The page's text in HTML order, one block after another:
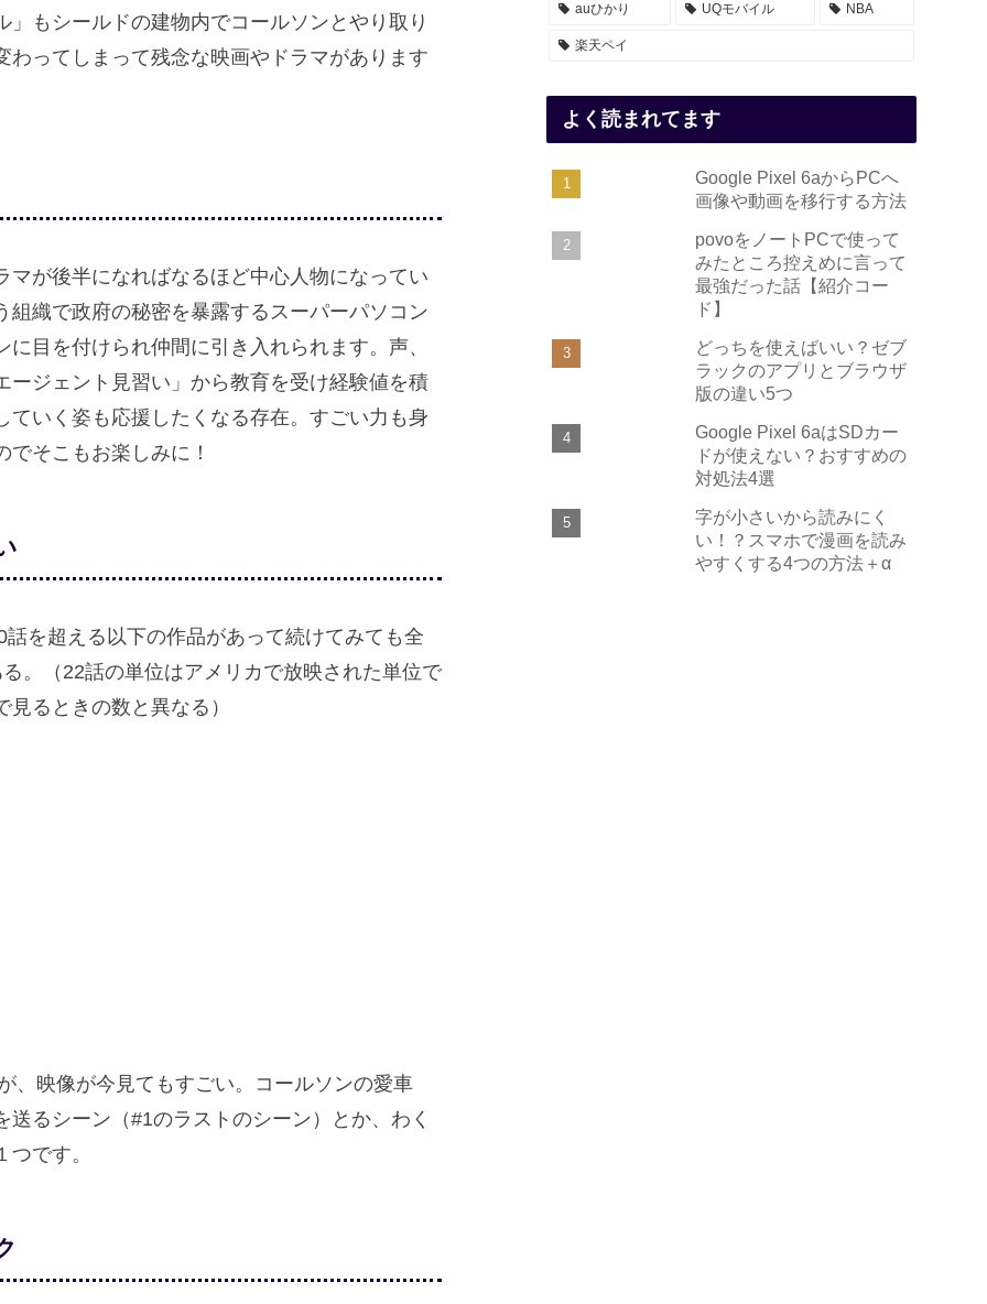
もシールドの建物内でコールソンとやり取り
ってしまって残念な映画やドラマがあります
が後半になればなるほど中心人物になってい
組織で政府の秘密を暴露するスーパーパソコン
目を付けられ仲間に引き入れられます。声、
ジェント見習い」から教育を受け経験値を積
いく姿も応援したくなる存在。すごい力も身
そこもお楽しみに！
を超える以下の作品があって続けてみても全
。（22話の単位はアメリカで放映された単位で
るときの数と異なる）
、映像が今見てもすごい。コールソンの愛車
送るシーン（#1のラストのシーン）とか、わく
です。
auひかり UQモバイル NBA
楽天ペイ
よく読まれてます
Google Pixel 6aからPCへ
画像や動画を移行する方法
povoをノートPCで使って
みたところ控えめに言って
最強だった話【紹介コー
ド】
どっちを使えばいい？ゼブ
ラックのアプリとブラウザ
版の違い5つ
Google Pixel 6aはSDカー
ドが使えない？おすすめの
対処法4選
字が小さいから読みにく
い！？スマホで漫画を読み
やすくする4つの方法＋α